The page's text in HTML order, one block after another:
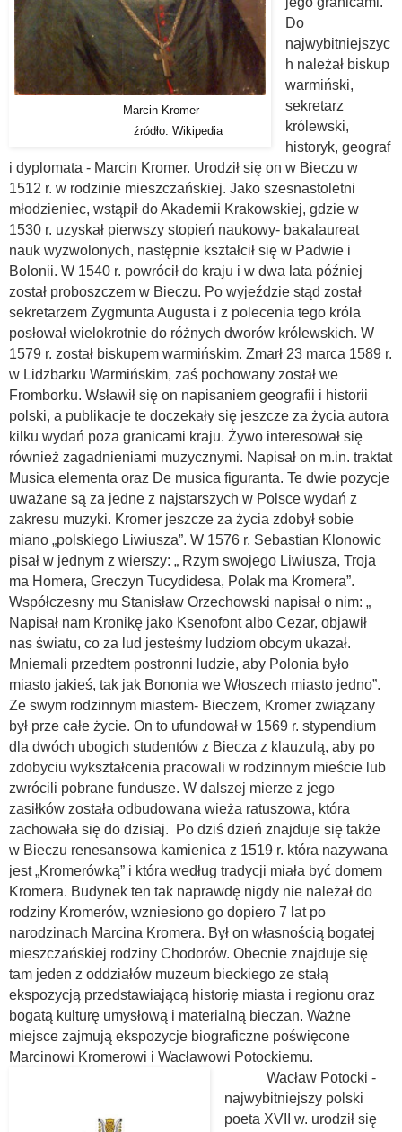
Marcin Kromer
źródło: Wikipedia
Do
najwybitniejszyc
h należał biskup
warmiński,
sekretarz
królewski,
historyk, geograf
i dyplomata - Marcin Kromer. Urodził się on w Bieczu w
1512 r. w rodzinie mieszczańskiej. Jako szesnastoletni
młodzieniec, wstąpił do Akademii Krakowskiej, gdzie w
1530 r. uzyskał pierwszy stopień naukowy- bakalaureat
nauk wyzwolonych, następnie kształcił się w Padwie i
Bolonii. W 1540 r. powrócił do kraju i w dwa lata później
został proboszczem w Bieczu. Po wyjeździe stąd został
sekretarzem Zygmunta Augusta i z polecenia tego króla
posłował wielokrotnie do różnych dworów królewskich. W
1579 r. został biskupem warmińskim. Zmarł 23 marca 1589 r.
w Lidzbarku Warmińskim, zaś pochowany został we
Fromborku. Wsławił się on napisaniem geografii i historii
polski, a publikacje te doczekały się jeszcze za życia autora
kilku wydań poza granicami kraju. Żywo interesował się
również zagadnieniami muzycznymi. Napisał on m.in. traktat
Musica elementa oraz De musica figuranta. Te dwie pozycje
uważane są za jedne z najstarszych w Polsce wydań z
zakresu muzyki. Kromer jeszcze za życia zdobył sobie
miano „polskiego Liwiusza”. W 1576 r. Sebastian Klonowic
pisał w jednym z wierszy: „ Rzym swojego Liwiusza, Troja
ma Homera, Greczyn Tucydidesa, Polak ma Kromera”.
Współczesny mu Stanisław Orzechowski napisał o nim: „
Napisał nam Kronikę jako Ksenofont albo Cezar, objawił
nas światu, co za lud jesteśmy ludziom obcym ukazał.
Mniemali przedtem postronni ludzie, aby Polonia było
miasto jakieś, tak jak Bononia we Włoszech miasto jedno”.
Ze swym rodzinnym miastem- Bieczem, Kromer związany
był prze całe życie. On to ufundował w 1569 r. stypendium
dla dwóch ubogich studentów z Biecza z klauzulą, aby po
zdobyciu wykształcenia pracowali w rodzinnym mieście lub
zwrócili pobrane fundusze. W dalszej mierze z jego
zasiłków została odbudowana wieża ratuszowa, która
zachowała się do dzisiaj. Po dziś dzień znajduje się także
w Bieczu renesansowa kamienica z 1519 r. która nazywana
jest „Kromerówką” i która według tradycji miała być domem
Kromera. Budynek ten tak naprawdę nigdy nie należał do
rodziny Kromerów, wzniesiono go dopiero 7 lat po
narodzinach Marcina Kromera. Był on własnością bogatej
mieszczańskiej rodziny Chodorów. Obecnie znajduje się
tam jeden z oddziałów muzeum bieckiego ze stałą
ekspozycją przedstawiającą historię miasta i regionu oraz
bogatą kulturę umysłową i materialną bieczan. Ważne
miejsce zajmują ekspozycje biograficzne poświęcone
Marcinowi Kromerowi i Wacławowi Potockiemu.
Wacław Potocki -
najwybitniejszy polski
poeta XVII w. urodził się